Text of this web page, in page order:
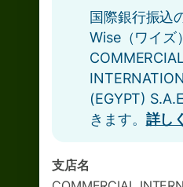
国際銀行振込
Wise（ワイズ
(EGYPT)
きます。 詳し
支店名